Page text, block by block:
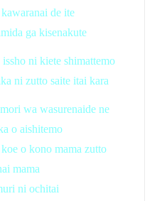
de ite
ga kisenakute
ni kiete shimattemo
ni zutto saite itai kara
wa wasurenaide ne
o aishitemo
o kono mama zutto
mama
ni ochitai